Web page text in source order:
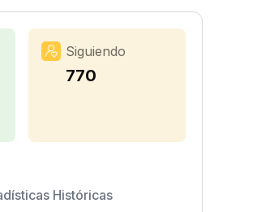
Siguiendo
770
Históricas